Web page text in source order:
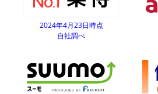
2024年4月23日時点
自社調べ